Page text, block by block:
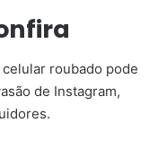
celular roubado pode
de Instagram,